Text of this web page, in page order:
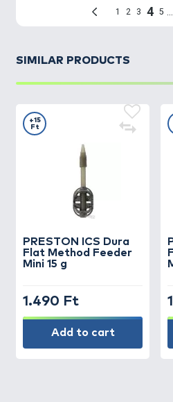
SIMILAR PRODUCTS
PRESTON
ICS Dura
Flat Method Feeder
Mini 15 g
+15
Ft
1.490 Ft
Add to cart